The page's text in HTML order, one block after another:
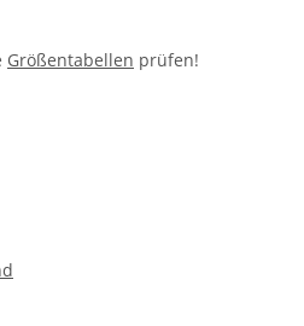
Größentabellen prüfen!